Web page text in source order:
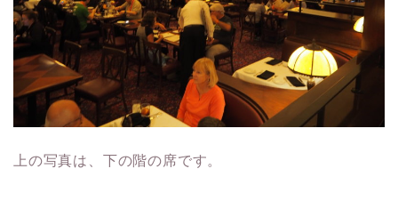
上の写真は、下の階の席です。